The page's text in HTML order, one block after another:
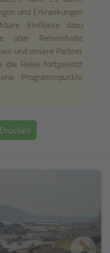
und Erkrankungen
Einflüsse dazu
oder Reiseinhalte
und unsere Partner
die Reise fortgesetzt
Programmpunkte
Drucken